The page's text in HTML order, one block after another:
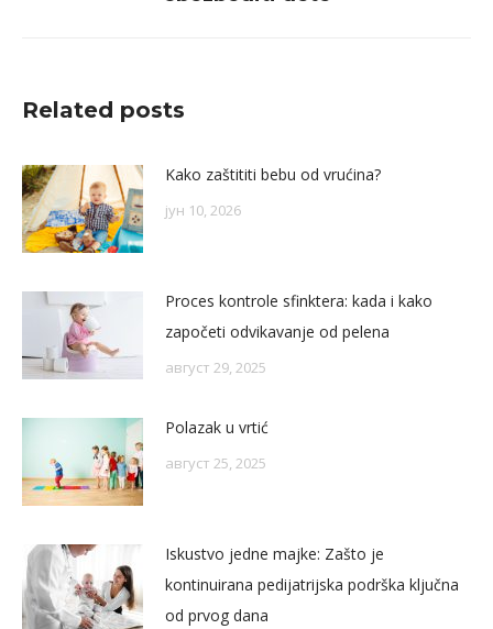
post:
Related posts
Kako zaštititi bebu od vrućina?
јун 10, 2026
Proces kontrole sfinktera: kada i kako
započeti odvikavanje od pelena
август 29, 2025
Polazak u vrtić
август 25, 2025
Iskustvo jedne majke: Zašto je
kontinuirana pedijatrijska podrška ključna
od prvog dana